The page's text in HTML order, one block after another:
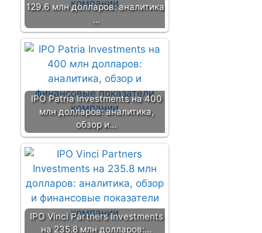
129.6 млн долларов: аналитика,
…
IPO Patria Investments на 400
млн долларов: аналитика,
обзор и…
IPO Vinci Partners Investments
на 235.8 млн долларов:…